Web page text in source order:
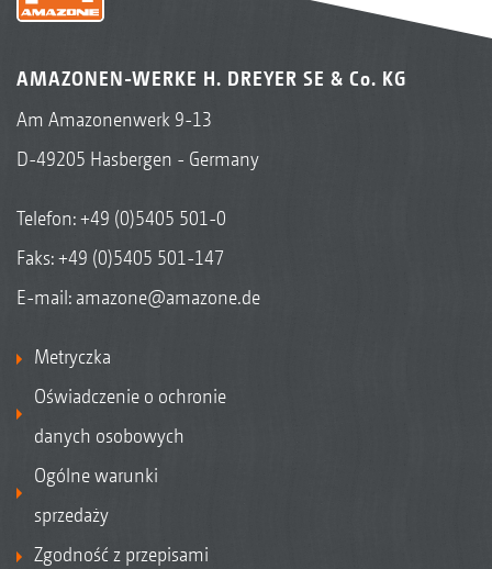
AMAZONEN-WERKE H. DREYER SE & Co. KG
Am Amazonenwerk 9-13
D-49205 Hasbergen - Germany
Telefon:+49 (0)5405 501-0
Faks: +49 (0)5405 501-147
E-mail: amazone@amazone.de
Metryczka
Oświadczenie o ochronie
danych osobowych
Ogólne warunki
sprzedaży
Zgodność z przepisami